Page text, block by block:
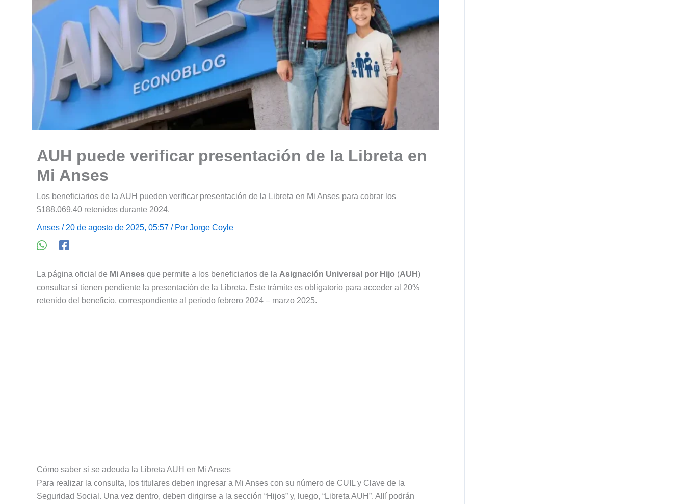
AUH puede verificar presentación de la Libreta en
Mi Anses
Los beneficiarios de la AUH pueden verificar presentación de la Libreta en Mi Anses para cobrar los
$188.069,40 retenidos durante 2024.
Anses / 20 de agosto de 2025, 05:57 / Por Jorge Coyle
La página oficial de Mi Anses que permite a los beneficiarios de la Asignación Universal por Hijo (AUH )
consultar si tienen pendiente la presentación de la Libreta. Este trámite es obligatorio para acceder al 20%
retenido del beneficio, correspondiente al período febrero 2024 – marzo 2025.
Cómo saber si se adeuda la Libreta AUH en Mi Anses
Para realizar la consulta, los titulares deben ingresar a Mi Anses con su número de CUIL y Clave de la
Seguridad Social. Una vez dentro, deben dirigirse a la sección “Hijos” y, luego, “Libreta AUH”. Allí podrán